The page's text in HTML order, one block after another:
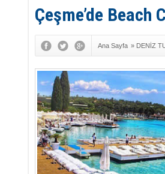
Çeşme’de Beach
Ana Sayfa » DENİZ